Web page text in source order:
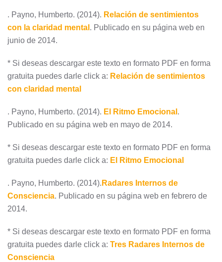
. Payno, Humberto. (2014). Relación de sentimientos
con la claridad mental . Publicado en su página web en
junio de 2014.
* Si deseas descargar este texto en formato PDF en forma
gratuita puedes darle click a: Relación de sentimientos
con claridad mental
. Payno, Humberto. (2014). El Ritmo Emocional .
Publicado en su página web en mayo de 2014.
* Si deseas descargar este texto en formato PDF en forma
gratuita puedes darle click a: El Ritmo Emocional
. Payno, Humberto. (2014). Radares Internos de
Consciencia. Publicado en su página web en febrero de
2014.
* Si deseas descargar este texto en formato PDF en forma
gratuita puedes darle click a: Tres Radares Internos de
Consciencia